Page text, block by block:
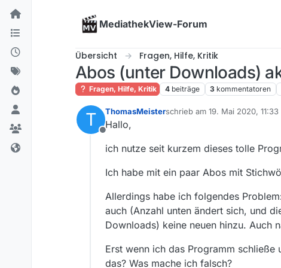
Skip to content
MediathekView-Forum
Übersicht Fragen, Hilfe, Kritik
Abos (unter Downloads)
Fragen, Hilfe, Kritik 4 beiträge 3 kommentatoren
T
Offline
ThomasMeisterschrieb am 19. Mai 2020, 11:33
zuletzt editiert von
Hallo,
ich nutze seit kurzem dieses tolle
Ich habe mit ein paar Abos mit
Allerdings habe ich folgendes
auch (Anzahl unten ändert sich, und
Downloads) keine neuen hinzu. Auch
Erst wenn ich das Programm
das? Was mache ich falsch?